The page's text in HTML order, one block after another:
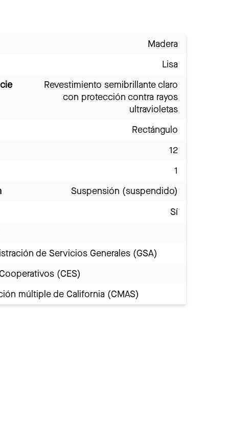
Madera
Lisa
Revestimiento semibrillante claro
con protección contra rayos
ultravioletas
Rectángulo
12
1
Suspensión (suspendido)
Sí
de Servicios Generales (GSA)
(CES)
múltiple de California (CMAS)